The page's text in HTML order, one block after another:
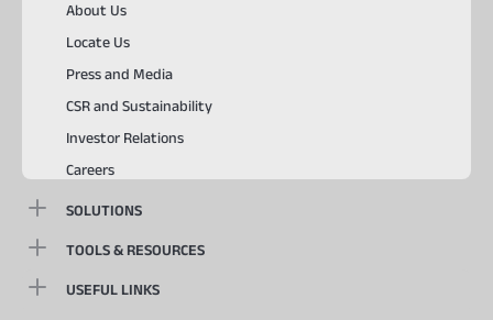
About Us
Locate Us
Press and Media
CSR and Sustainability
Investor Relations
Careers
SOLUTIONS
TOOLS & RESOURCES
USEFUL LINKS